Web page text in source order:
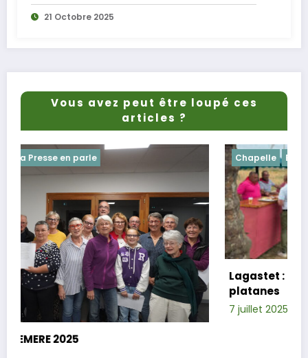
21 Octobre 2025
Vous avez peut être loupé ces
articles ?
Chapelle
Lagastet : le repas champêtre réussi
platanes
7 juillet 2025 Xavier D.